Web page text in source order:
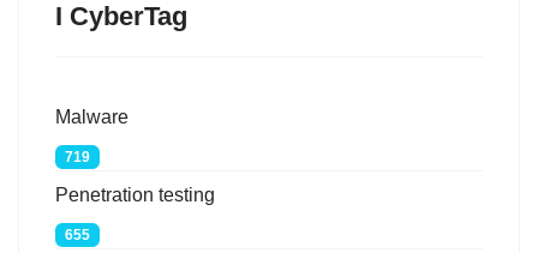
I CyberTag
Malware
719
Penetration testing
655